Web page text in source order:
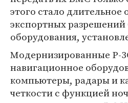
этого стало
экспортных
оборудования,
Модернизированные P-
навигационное
компьютеры, радары и
четкости с функцией